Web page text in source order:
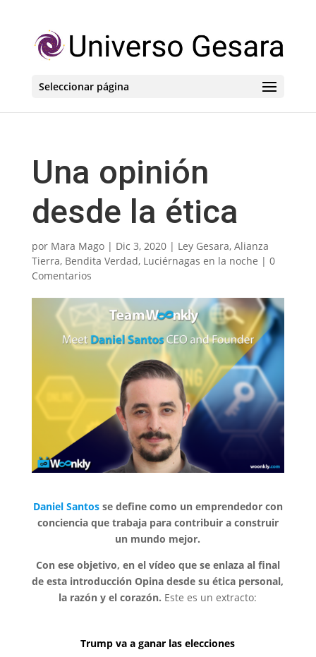
Seleccionar página
Una opinión
desde la ética
por Mara Mago| Dic 3, 2020| Ley Gesara, Alianza
Tierra, Bendita Verdad, Luciérnagas en la noche | 0
Comentarios
Daniel Santosse define como un emprendedor con
conciencia que trabaja para contribuir a construir
un mundo mejor.
Con ese objetivo, en el vídeo que se enlaza al final
de esta introducción Opina desde su ética personal,
la razón y el corazón. Este es un extracto:
Trump va a ganar las elecciones